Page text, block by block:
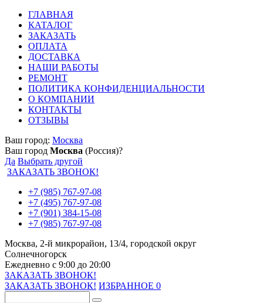
ГЛАВНАЯ
КАТАЛОГ
ЗАКАЗАТЬ
ОПЛАТА
ДОСТАВКА
НАШИ РАБОТЫ
РЕМОНТ
ПОЛИТИКА КОНФИДЕНЦИАЛЬНОСТИ
О КОМПАНИИ
КОНТАКТЫ
ОТЗЫВЫ
Ваш город: Москва
Ваш город Москва (Россия)?
Да Выбрать другой
ЗАКАЗАТЬ ЗВОНОК!
+7 (985) 767-97-08
+7 (495) 767-97-08
+7 (901) 384-15-08
+7 (985) 767-97-08
Москва, 2-й микрорайон, 13/4, городской округ
Солнечногорск
Ежедневно с 9:00 до 20:00
ЗАКАЗАТЬ ЗВОНОК!
ЗАКАЗАТЬ ЗВОНОК! ИЗБРАННОЕ 0